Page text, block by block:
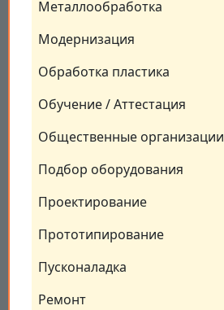
Металлообработка
Модернизация
Обработка пластика
Обучение / Аттестация
Общественные организации
Подбор оборудования
Проектирование
Прототипирование
Пусконаладка
Ремонт